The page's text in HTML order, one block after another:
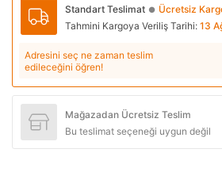
Standart Teslimat ● Ücretsiz
Tahmini Kargoya Veriliş Tarihi: 13
Adresini seç ne zaman teslim
edileceğini öğren!
Mağazadan Ücretsiz Teslim
Bu teslimat seçeneği uygun değil